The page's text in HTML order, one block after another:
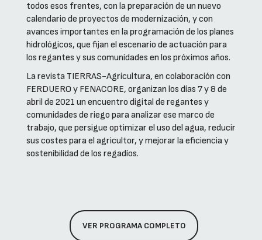
todos esos frentes, con la preparación de un nuevo
calendario de proyectos de modernización, y con
avances importantes en la programación de los planes
hidrológicos, que fijan el escenario de actuación para
los regantes y sus comunidades en los próximos años.
La revista TIERRAS-Agricultura, en colaboración con
FERDUERO y FENACORE, organizan los días 7 y 8 de
abril de 2021 un encuentro digital de regantes y
comunidades de riego para analizar ese marco de
trabajo, que persigue optimizar el uso del agua, reducir
sus costes para el agricultor, y mejorar la eficiencia y
sostenibilidad de los regadíos.
VER PROGRAMA COMPLETO